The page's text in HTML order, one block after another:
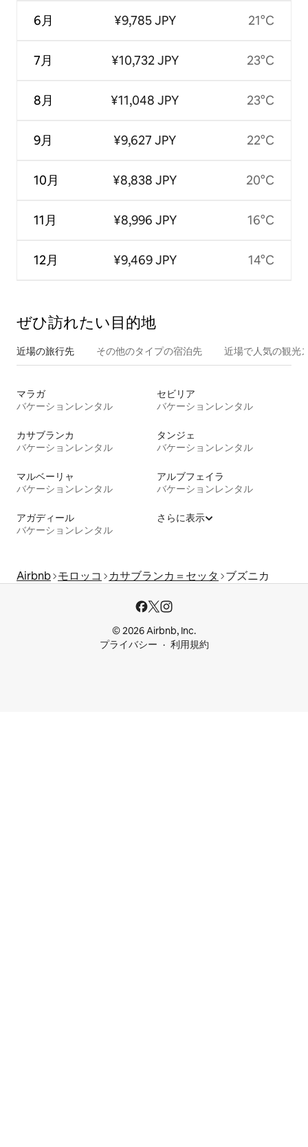
6月
7月
8月
9月
10月
11月
12月
¥9,785 JPY
¥10,732 JPY
¥11,048 JPY
¥9,627 JPY
¥8,838 JPY
¥8,996 JPY
¥9,469 JPY
21°C
23°C
23°C
22°C
20°C
16°C
14°C
ぜひ訪⁠れ⁠た⁠い目⁠的⁠地
近場の旅行先 その他のタ⁠イ⁠プ⁠の宿⁠泊⁠先 近場で人気の観光
マラガ
バケーションレンタル
セビリア
バケーションレンタル
カサブランカ
バケーションレンタル
タンジェ
バケーションレンタル
マルベーリャ
バケーションレンタル
アルブフェイラ
バケーションレンタル
アガディール
バケーションレンタル
さらに表示
Airbnb モロッコ カサブランカ＝セッタ ブズニカ
© 2026 Airbnb, Inc.
プライバシー
利用規約